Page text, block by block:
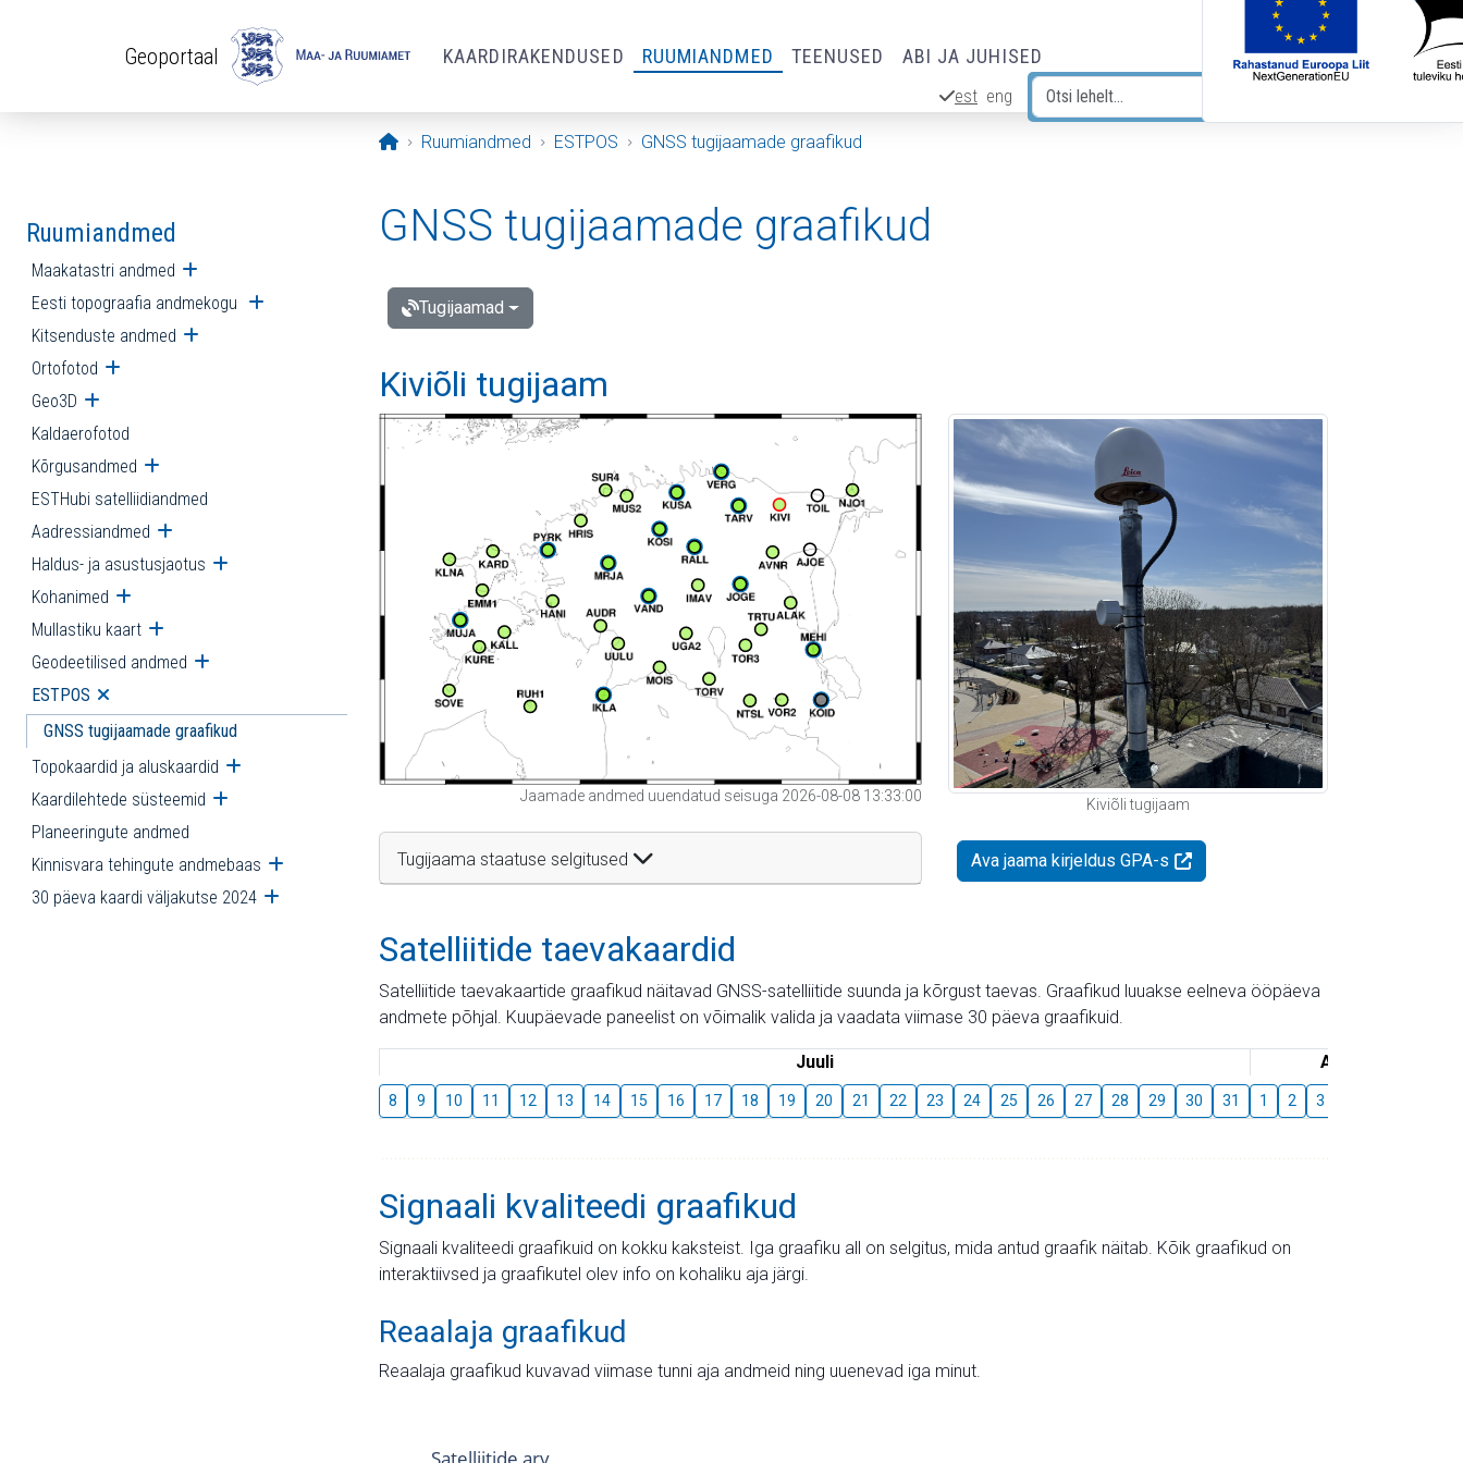
Geoportaal KAARDIRAKENDUSED RUUMIANDMED TEENUSED ABI JA JUHISED
est eng
Avaleht
Ruumiandmed ESTPOS GNSS tugijaamade graafikud
Ruumiandmed
Maakatastri andmed Ava alammenüü
Eesti topograafia andmekogu Ava alammenüü
Kitsenduste andmed Ava alammenüü
Ortofotod Ava alammenüü
Geo3D Ava alammenüü
Kaldaerofotod
Kõrgusandmed Ava alammenüü
ESTHubi satelliidiandmed
Aadressiandmed Ava alammenüü
Haldus- ja asustusjaotus Ava alammenüü
Kohanimed Ava alammenüü
Mullastiku kaart Ava alammenüü
Geodeetilised andmed Ava alammenüü
ESTPOS Ava alammenüü
GNSS tugijaamade graafikud
Topokaardid ja aluskaardid Ava alammenüü
Kaardilehtede süsteemid Ava alammenüü
Planeeringute andmed
Kinnisvara tehingute andmebaas Ava alammenüü
30 päeva kaardi väljakutse 2024 Ava alammenüü
GNSS tugijaamade graafikud
Tugijaamad
Kiviõli tugijaam
Jaamade andmed uuendatud seisuga 2026-08-08 13:33:00
Tugijaama staatuse selgitused
Kiviõli tugijaam
Ava jaama kirjeldus GPA-s
Satelliitide taevakaardid
Satelliitide taevakaartide graafikud näitavad GNSS-satelliitide suunda ja kõrgust taevas. Graafikud luuakse eelneva ööpäeva
andmete põhjal. Kuupäevade paneelist on võimalik valida ja vaadata viimase 30 päeva graafikuid.
Juuli August
8 9 10 11 12 13 14 15 16 17 18 19 20 21 22 23 24 25 26 27 28 29 30 31 1 2 3
Signaali kvaliteedi graafikud
Signaali kvaliteedi graafikuid on kokku kaksteist. Iga graafiku all on selgitus, mida antud graafik näitab. Kõik graafikud on
interaktiivsed ja graafikutel olev info on kohaliku aja järgi.
Reaalaja graafikud
Reaalaja graafikud kuvavad viimase tunni aja andmeid ning uuenevad iga minut.